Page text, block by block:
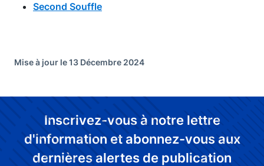
Second Souffle
Mise à jour le 13 Décembre 2024
Inscrivez-vous à notre lettre
d'information et abonnez-vous aux
dernières alertes de publication